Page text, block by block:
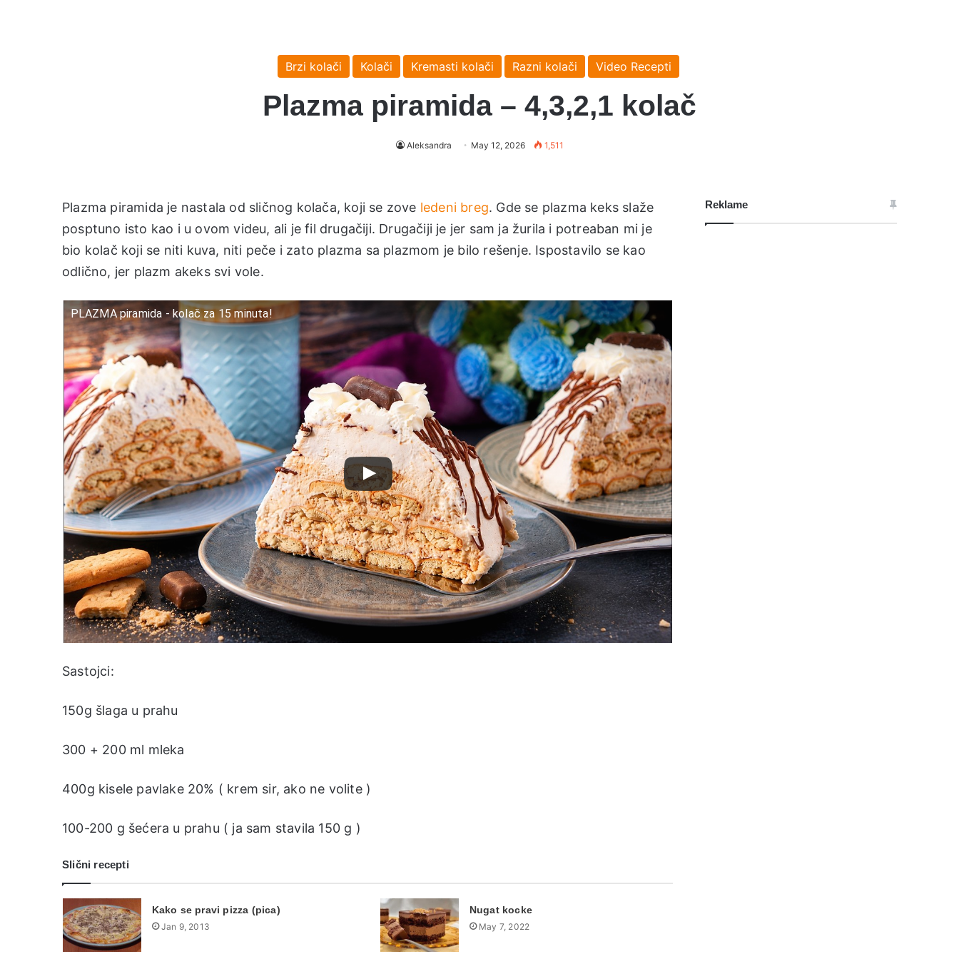
Brzi kolači Kolači Kremasti kolači Razni kolači Video Recepti
Plazma piramida – 4,3,2,1 kolač
Aleksandra May 12, 2026 1,511
Plazma piramida je nastala od sličnog kolača, koji se zove ledeni breg. Gde se plazma keks slaže
posptuno isto kao i u ovom videu, ali je fil drugačiji. Drugačiji je jer sam ja žurila i potreaban mi je
bio kolač koji se niti kuva, niti peče i zato plazma sa plazmom je bilo rešenje. Ispostavilo se kao
odlično, jer plazm akeks svi vole.
PLAZMA piramida - kolač za 15 minuta!
Sastojci:
150g šlaga u prahu
300 + 200 ml mleka
400g kisele pavlake 20% ( krem sir, ako ne volite )
100-200 g šećera u prahu ( ja sam stavila 150 g )
Slični recepti
Kako se pravi pizza (pica)
Jan 9, 2013
Nugat kocke
May 7, 2022
Reklame